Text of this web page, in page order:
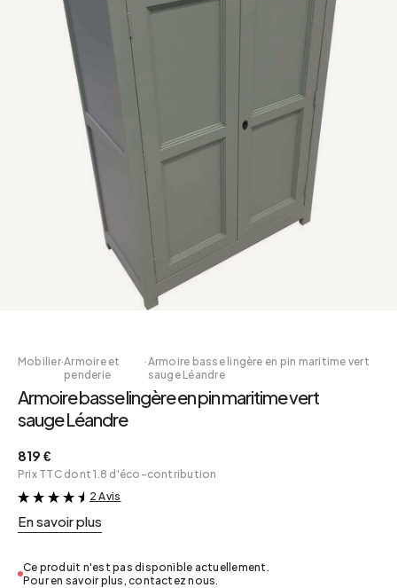
Mobilier·Armoire et
penderie
·Armoire basse lingère en pin maritime vert
sauge Léandre
Armoire basse lingère en pin maritime vert
sauge Léandre
819 €
Prix TTC dont 1.8 d'éco-contribution
&
2 Avis
En savoir plus
Ce produit n'est pas disponible actuellement.
Pour en savoir plus, contactez nous.